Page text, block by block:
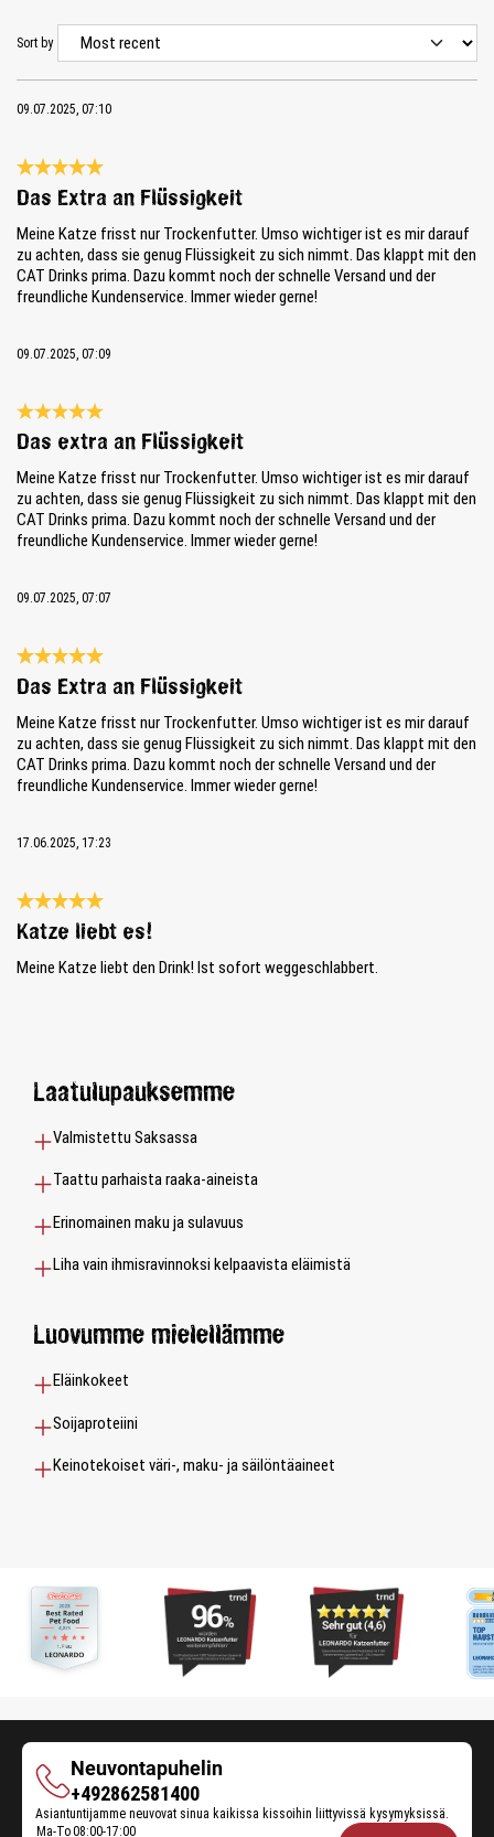
Sort by
09.07.2025, 07:10
Review with rating of 5 out of 5 stars
Das Extra an Flüssigkeit
Meine Katze frisst nur Trockenfutter. Umso wichtiger ist es mir darauf
zu achten, dass sie genug Flüssigkeit zu sich nimmt. Das klappt mit den
CAT Drinks prima. Dazu kommt noch der schnelle Versand und der
freundliche Kundenservice. Immer wieder gerne!
09.07.2025, 07:09
Review with rating of 5 out of 5 stars
Das extra an Flüssigkeit
Meine Katze frisst nur Trockenfutter. Umso wichtiger ist es mir darauf
zu achten, dass sie genug Flüssigkeit zu sich nimmt. Das klappt mit den
CAT Drinks prima. Dazu kommt noch der schnelle Versand und der
freundliche Kundenservice. Immer wieder gerne!
09.07.2025, 07:07
Review with rating of 5 out of 5 stars
Das Extra an Flüssigkeit
Meine Katze frisst nur Trockenfutter. Umso wichtiger ist es mir darauf
zu achten, dass sie genug Flüssigkeit zu sich nimmt. Das klappt mit den
CAT Drinks prima. Dazu kommt noch der schnelle Versand und der
freundliche Kundenservice. Immer wieder gerne!
17.06.2025, 17:23
Review with rating of 5 out of 5 stars
Katze liebt es!
Meine Katze liebt den Drink! Ist sofort weggeschlabbert.
Laatulupauksemme
Valmistettu Saksassa
Taattu parhaista raaka-aineista
Erinomainen maku ja sulavuus
Liha vain ihmisravinnoksi kelpaavista eläimistä
Luovumme mielellämme
Eläinkokeet
Soijaproteiini
Keinotekoiset väri-, maku- ja säilöntäaineet
Neuvontapuhelin
Neuvontapuhelin
+492862581400
Asiantuntijamme neuvovat sinua kaikissa kissoihin liittyvissä kysymyksissä.
Ma-To08:00-17:00